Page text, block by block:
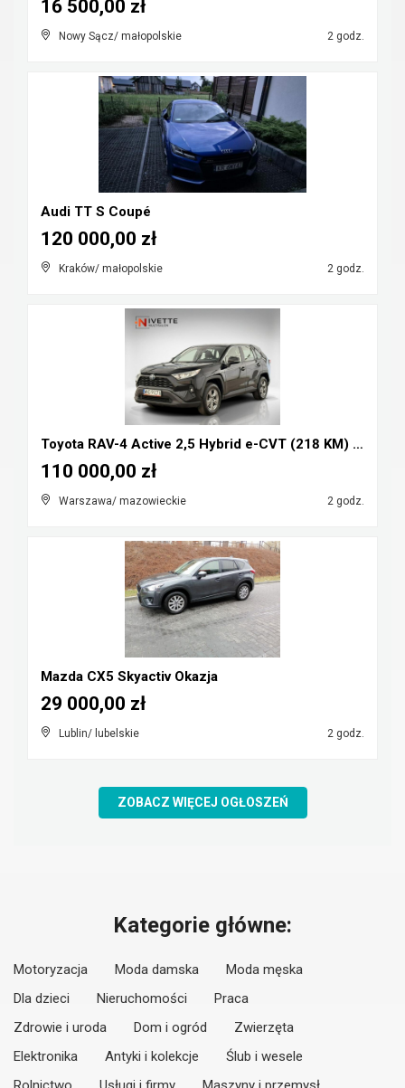
Nowy Sącz/ małopolskie 2 godz.
16 500,00 zł
Audi TT S Coupé
Kraków/ małopolskie 2 godz.
120 000,00 zł
Toyota RAV-4 Active 2,5 Hybrid e-CVT (218 KM) Salo...
Warszawa/ mazowieckie 2 godz.
110 000,00 zł
Mazda CX5 Skyactiv Okazja
Lublin/ lubelskie 2 godz.
29 000,00 zł
ZOBACZ WIĘCEJ OGŁOSZEŃ
Kategorie główne:
Motoryzacja Moda damska
Moda męska
Dla dzieci
Nieruchomości
Praca
Zdrowie i uroda
Dom i ogród
Zwierzęta
Elektronika
Antyki i kolekcje
Ślub i wesele